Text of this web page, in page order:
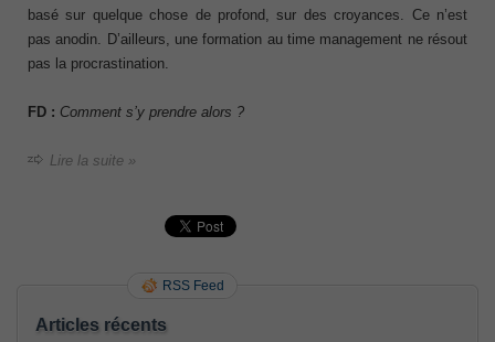
basé sur quelque chose de profond, sur des croyances. Ce n’est
pas anodin. D’ailleurs, une formation au time management ne résout
pas la procrastination.
FD : Comment s’y prendre alors ?
Lire la suite »
RSS Feed
Articles récents